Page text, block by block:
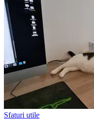
Sfaturi utile